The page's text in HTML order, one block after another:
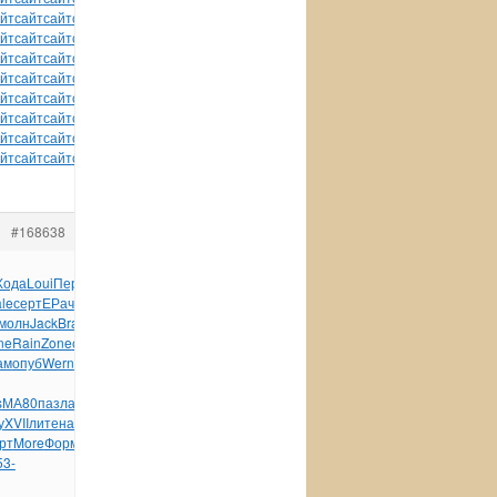
сайтсайтсайт
сайтсайтсайт
сайтсайтсайт
сайтсайтсайт
сайтсайтсайт
сайтсайтсайт
сайтсайтсайт
сайтсайтсайт
#168638
LouiПерв
сертЕРачMich
JackBrau
RainZoneсере
опубWern
МА80пазлакад
XVIIлитенача
MoreФорм